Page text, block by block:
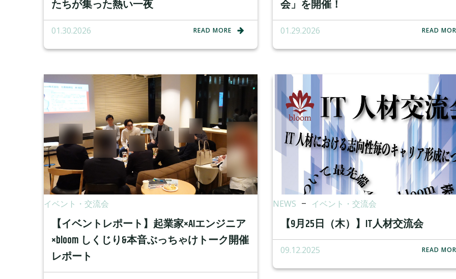
たちが集った熱い一夜
01.30.2026 READ MORE
会」を開催！
01.29.2026 READ
イベント・交流会
【イベントレポート】起業家×AIエンジニア
×bloom しくじり&本音ぶっちゃけトーク開催
レポート
NEWS – イベント・交流会
【9月25日（木）】IT人材交流会
09.12.2025 READ